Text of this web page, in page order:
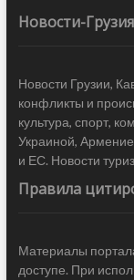
Новости-Грузия
Новости Грузии,
конфликты и
культура, спорт,
Украиной,
и ЕС. Новости
Правила
Материалы
доступе. При